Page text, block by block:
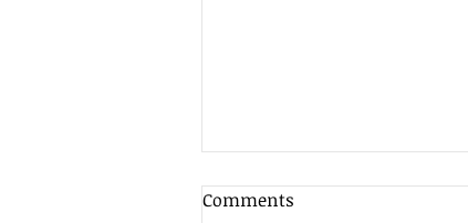
Comments